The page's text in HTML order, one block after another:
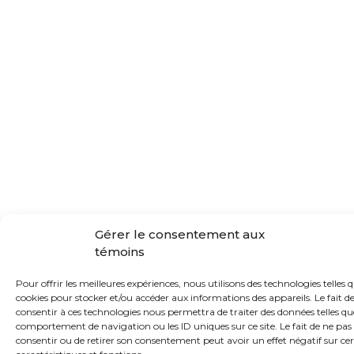
Gérer le consentement aux
témoins
Pour offrir les meilleures expériences, nous utilisons des technologies telles
cookies pour stocker et/ou accéder aux informations des appareils. Le fait de
consentir à ces technologies nous permettra de traiter des données telles
comportement de navigation ou les ID uniques sur ce site. Le fait de ne pas
consentir ou de retirer son consentement peut avoir un effet négatif sur